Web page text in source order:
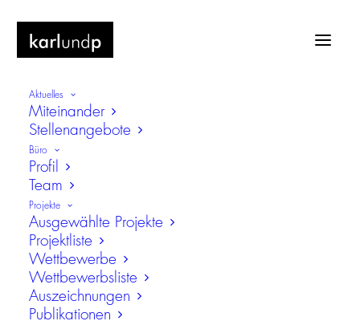
Aktuelles
Miteinander
Stellenangebote
Büro
Profil
Team
Projekte
Ausgewählte Projekte
Projektliste
Wettbewerbe
Wettbewerbsliste
Auszeichnungen
Publikationen
Impressum
karlundp
Gesellschaft von Architekten mbH
Bavariaring 27